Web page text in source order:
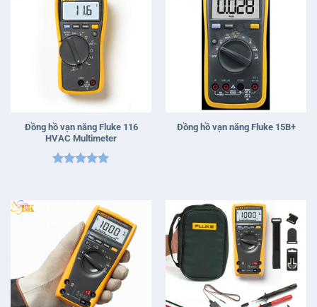
Đồng hồ vạn năng Fluke 116
HVAC Multimeter
Đồng hồ vạn năng Fluke 15B+